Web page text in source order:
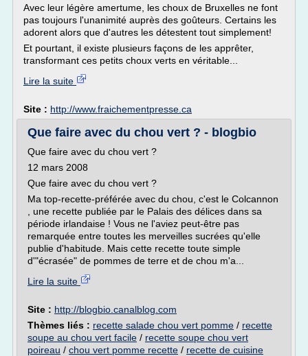
Avec leur légère amertume, les choux de Bruxelles ne font
pas toujours l'unanimité auprès des goûteurs. Certains les
adorent alors que d'autres les détestent tout simplement!
Et pourtant, il existe plusieurs façons de les apprêter,
transformant ces petits choux verts en véritable...
Lire la suite
Site : http://www.fraichementpresse.ca
Que faire avec du chou vert ? - blogbio
Que faire avec du chou vert ?
12 mars 2008
Que faire avec du chou vert ?
Ma top-recette-préférée avec du chou, c'est le Colcannon
, une recette publiée par le Palais des délices dans sa
période irlandaise ! Vous ne l'aviez peut-être pas
remarquée entre toutes les merveilles sucrées qu'elle
publie d'habitude. Mais cette recette toute simple
d'"écrasée" de pommes de terre et de chou m'a...
Lire la suite
Site : http://blogbio.canalblog.com
Thèmes liés : recette salade chou vert pomme / recette
soupe au chou vert facile / recette soupe chou vert
poireau / chou vert pomme recette / recette de cuisine